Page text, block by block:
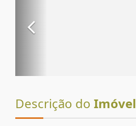
Descrição do Imóvel